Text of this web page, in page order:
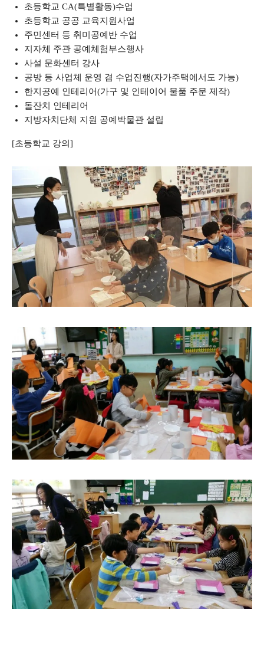
초등학교 CA(특별활동)수업
초등학교 공공 교육지원사업
주민센터 등 취미공예반 수업
지자체 주관 공예체험부스행사
사설 문화센터 강사
공방 등 사업체 운영 겸 수업진행(자가주택에서도 가능)
한지공예 인테리어(가구 및 인테이어 물품 주문 제작)
돌잔치 인테리어
지방자치단체 지원 공예박물관 설립
[초등학교 강의]